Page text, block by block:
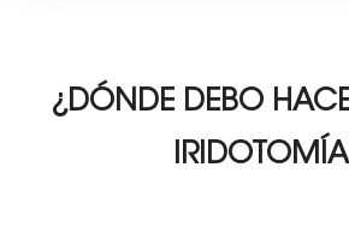
¿DÓNDE DEBO